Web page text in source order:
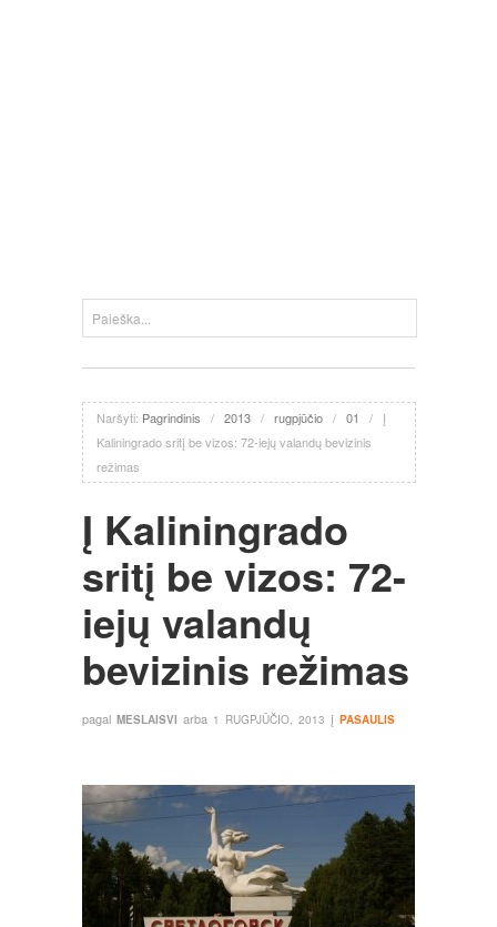
Naršyti: Pagrindinis / 2013 / rugpjūčio / 01 /
Į
Kaliningrado sritį be vizos: 72-iejų valandų bevizinis
režimas
Į Kaliningrado
sritį be vizos: 72-
iejų valandų
bevizinis režimas
pagal MESLAISVI arba 1 RUGPJŪČIO, 2013 į PASAULIS